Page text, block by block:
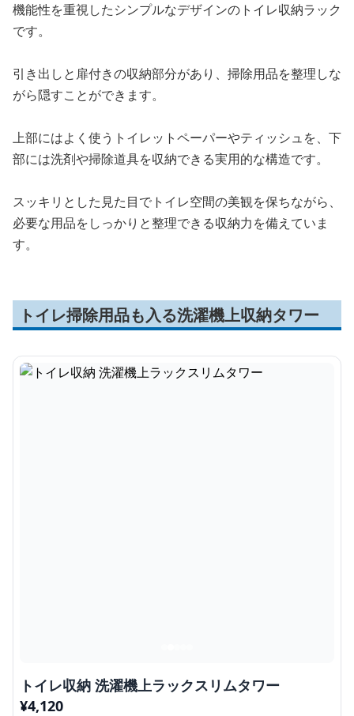
機能性を重視したシンプルなデザインのトイレ収納ラック
です。
引き出しと扉付きの収納部分があり、掃除用品を整理しな
がら隠すことができます。
上部にはよく使うトイレットペーパーやティッシュを、下
部には洗剤や掃除道具を収納できる実用的な構造です。
スッキリとした見た目でトイレ空間の美観を保ちながら、
必要な用品をしっかりと整理できる収納力を備えていま
す。
トイレ掃除用品も入る洗濯機上収納タワー
トイレ収納 洗濯機上ラックスリムタワー
¥4,120